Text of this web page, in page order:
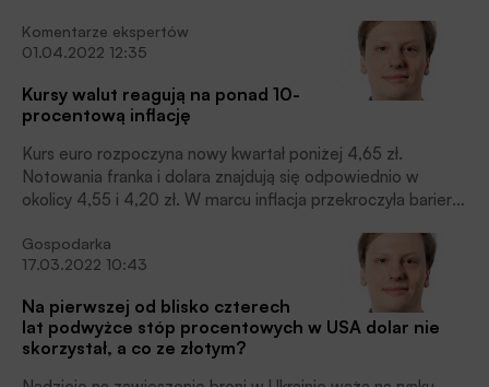
wysokie stopy procentowe mogą utrzymać się w Polsce
jeszcze przez wiele kwartałów, co warto uwzględnić przy
Komentarze ekspertów
01.04.2022 12:35
Kursy walut reagują na ponad 10-
procentową inflację
Kurs euro rozpoczyna nowy kwartał poniżej 4,65 zł.
Notowania franka i dolara znajdują się odpowiednio w
okolicy 4,55 i 4,20 zł. W marcu inflacja przekroczyła barierę
przyszłotygodniowa podwyżka stóp RPP będzie ruchem
mocniejszym niż 50 pb. Po południu inwestorzy na moment
skupią się na danych z USA – kluczowym motorem
notowań pozostają rozmowy pokojowe Rosji i Ukrainy oraz
sytuacja na rynku ropy naftowej. Surowiec tanieje po
zapowiedzi bezprecedensowego pod względem skali
Gospodarka
17.03.2022 10:43
Na pierwszej od blisko czterech
lat podwyżce stóp procentowych w USA dolar nie
skorzystał, a co ze złotym?